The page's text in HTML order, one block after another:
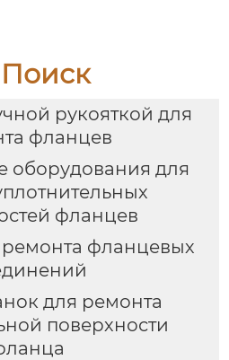
Поиск
рукояткой для
фланцев
оборудования для
фланцев
ремонта фланцевых
для ремонта
поверхности